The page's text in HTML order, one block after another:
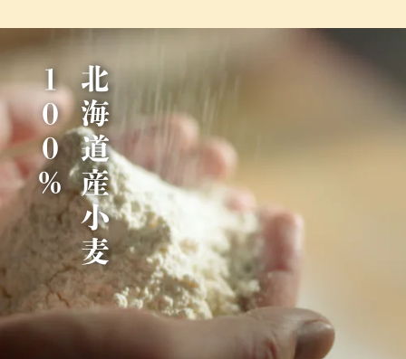
北
海
道
産
小
麦
1
0
0
％